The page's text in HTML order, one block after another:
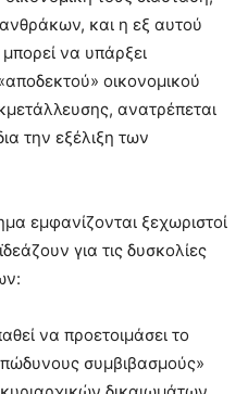
και η εξ αυτού
να υπάρξει
οικονομικού
ανατρέπεται
την εξέλιξη των
εμφανίζονται ξεχωριστοί
για τις δυσκολίες
να προετοιμάσει το
συμβιβασμούς»